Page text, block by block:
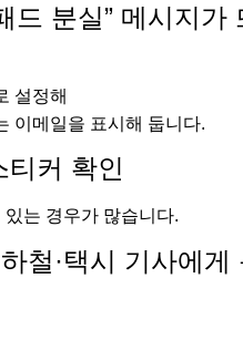
드 분실” 메시지가
설정해
이메일을 표시해 둡니다.
티커 확인
는 경우가 많습니다.
철·택시 기사에게